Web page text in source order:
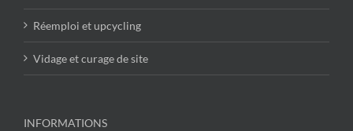
Réemploi et upcycling
Vidage et curage de site
INFORMATIONS